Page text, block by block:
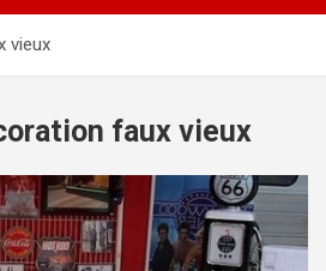
vieux
faux vieux